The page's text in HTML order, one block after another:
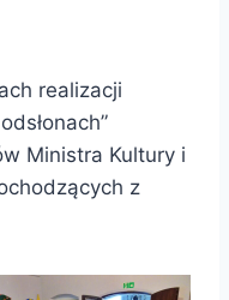
realizacji
Ministra Kultury i
z